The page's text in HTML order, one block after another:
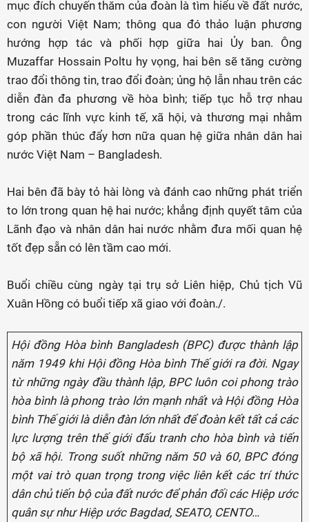
mục đích chuyến thăm của đoàn là tìm hiểu về đất nước,
con người Việt Nam; thông qua đó thảo luận phương
hướng hợp tác và phối hợp giữa hai Ủy ban. Ông
Muzaffar Hossain Poltu hy vọng, hai bên sẽ tăng cường
trao đổi thông tin, trao đổi đoàn; ủng hộ lẫn nhau trên các
diễn đàn đa phương về hòa bình; tiếp tục hỗ trợ nhau
trong các lĩnh vực kinh tế, xã hội, và thương mại nhằm
góp phần thúc đẩy hơn nữa quan hệ giữa nhân dân hai
nước Việt Nam – Bangladesh.
Hai bên đã bày tỏ hài lòng và đánh cao những phát triển
to lớn trong quan hệ hai nước; khẳng định quyết tâm của
Lãnh đạo và nhân dân hai nước nhằm đưa mối quan hệ
tốt đẹp sẵn có lên tầm cao mới.
Buổi chiều cùng ngày tại trụ sở Liên hiệp, Chủ tịch Vũ
Xuân Hồng có buổi tiếp xã giao với đoàn./.
Hội đồng Hòa bình Bangladesh (BPC) được thành lập
năm 1949 khi Hội đồng Hòa bình Thế giới ra đời. Ngay
từ những ngày đầu thành lập, BPC luôn coi phong trào
hòa bình là phong trào lớn mạnh nhất và Hội đồng Hòa
bình Thế giới là diễn đàn lớn nhất để đoàn kết tất cả các
lực lượng trên thế giới đấu tranh cho hòa bình và tiến
bộ xã hội. Trong suốt những năm 50 và 60, BPC đóng
một vai trò quan trọng trong việc liên kết các trí thức
dân chủ tiến bộ của đất nước để phản đối các Hiệp ước
quân sự như Hiệp ước Bagdad, SEATO, CENTO…